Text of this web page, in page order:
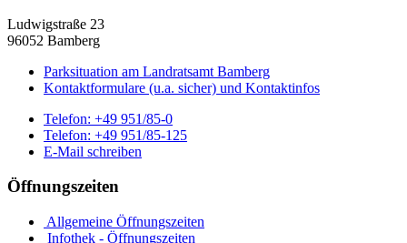
Ludwigstraße 23
96052 Bamberg
Parksituation am Landratsamt Bamberg
Kontaktformulare (u.a. sicher) und Kontaktinfos
Telefon: +49 951/85-0
Telefon: +49 951/85-125
E-Mail schreiben
Öffnungszeiten
Allgemeine Öffnungszeiten
Infothek - Öffnungszeiten